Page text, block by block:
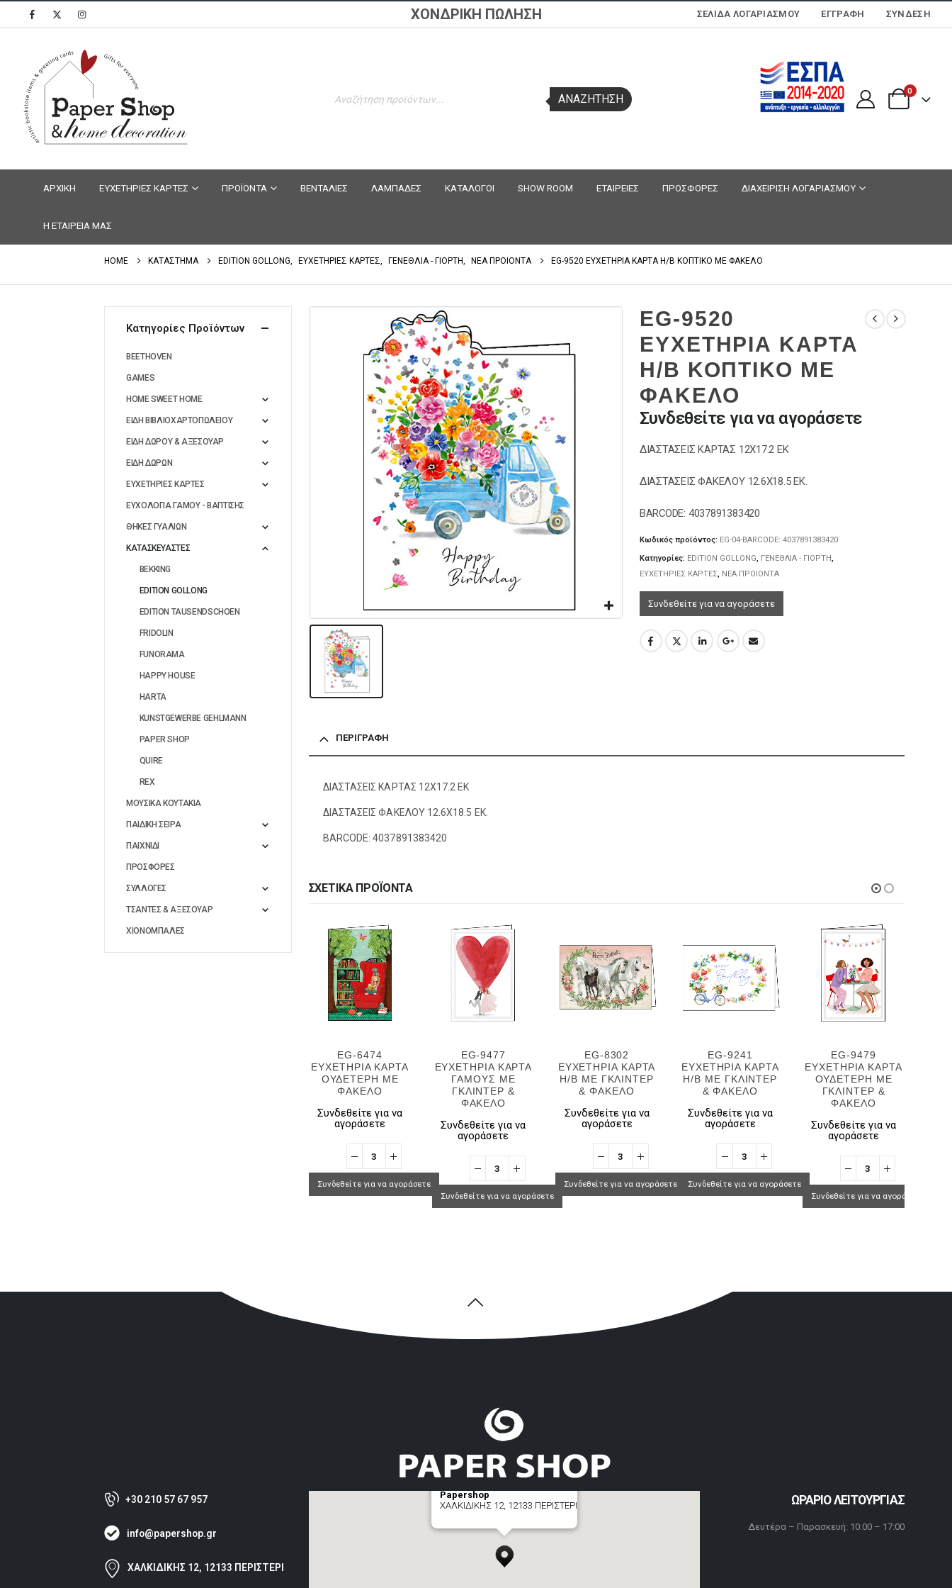
ΧΟΝΔΡΙΚΗ ΠΩΛΗΣΗ ΣΕΛΊΔΑ ΛΟΓΑΡΙΑΣΜΟΎ ΕΓΓΡΑΦΗ ΣΎΝΔΕΣΗ
search
ΑΝΑΖΉΤΗΣΗ
0
ΑΡΧΙΚΗ ΕΥΧΕΤΗΡΙΕΣ ΚΑΡΤΕΣ ΠΡΟΪΟΝΤΑ ΒΕΝΤΑΛΙΕΣ ΛΑΜΠΑΔΕΣ ΚΑΤΑΛΟΓΟΙ SHOW ROOM ΕΤΑΙΡΕΙΕΣ ΠΡΟΣΦΟΡΕΣ ΔΙΑΧΕΙΡΙΣΗ ΛΟΓΑΡΙΑΣΜΟΥ
Η ΕΤΑΙΡΕΙΑ ΜΑΣ
HOME ΚΑΤΑΣΤΗΜΑ EDITION GOLLONG, ΕΥΧΕΤΗΡΙΕΣ ΚΑΡΤΕΣ, ΓΕΝΕΘΛΙΑ - ΓΙΟΡΤΗ, ΝΕΑ ΠΡΟΙΟΝΤΑ EG-9520 ΕΥΧΕΤΗΡΙΑ ΚΑΡΤΑ Η/Β ΚΟΠΤΙΚΟ ΜΕ ΦΑΚΕΛΟ
EG-9520
ΕΥΧΕΤΗΡΙΑ ΚΑΡΤΑ
Η/Β ΚΟΠΤΙΚΟ ΜΕ
ΦΑΚΕΛΟ
Συνδεθείτε για να αγοράσετε
ΔΙΑΣΤΑΣΕΙΣ ΚΑΡΤΑΣ 12Χ17.2 ΕΚ
ΔΙΑΣΤΑΣΕΙΣ ΦΑΚΕΛΟΥ 12.6Χ18.5 ΕΚ.
BARCODE: 4037891383420
Κωδικός προϊόντος: EG-04-BARCODE: 4037891383420
Κατηγορίες: EDITION GOLLONG ΓΕΝΕΘΛΙΑ - ΓΙΟΡΤΗ
ΕΥΧΕΤΗΡΙΕΣ ΚΑΡΤΕΣ
ΝΕΑ ΠΡΟΙΟΝΤΑ
Συνδεθείτε για να αγοράσετε
ΠΕΡΙΓΡΑΦΉ
ΔΙΑΣΤΑΣΕΙΣ ΚΑΡΤΑΣ 12Χ17.2 ΕΚ
ΔΙΑΣΤΑΣΕΙΣ ΦΑΚΕΛΟΥ 12.6Χ18.5 ΕΚ.
BARCODE: 4037891383420
ΣΧΕΤΙΚΆ ΠΡΟΪΌΝΤΑ
EG-6474
ΕΥΧΕΤΗΡΙΑ ΚΑΡΤΑ
ΟΥΔΕΤΕΡΗ ΜΕ
ΦΑΚΕΛΟ
Συνδεθείτε για να
αγοράσετε
Συνδεθείτε για να αγοράσετε
EG-9477
ΕΥΧΕΤΗΡΙΑ ΚΑΡΤΑ
ΓΑΜΟΥΣ ΜΕ
ΓΚΛΙΝΤΕΡ &
ΦΑΚΕΛΟ
Συνδεθείτε για να
αγοράσετε
Συνδεθείτε για να αγοράσετε
EG-8302
ΕΥΧΕΤΗΡΙΑ ΚΑΡΤΑ
H/B ΜΕ ΓΚΛΙΝΤΕΡ
& ΦΑΚΕΛΟ
Συνδεθείτε για να
αγοράσετε
Συνδεθείτε για να αγοράσετε
EG-9241
ΕΥΧΕΤΗΡΙΑ ΚΑΡΤΑ
H/B ΜΕ ΓΚΛΙΝΤΕΡ
& ΦΑΚΕΛΟ
Συνδεθείτε για να
αγοράσετε
Συνδεθείτε για να αγοράσετε
EG-9479
ΕΥΧΕΤΗΡΙΑ ΚΑΡΤΑ
ΟΥΔΕΤΕΡΗ ΜΕ
ΓΚΛΙΝΤΕΡ &
ΦΑΚΕΛΟ
Συνδεθείτε για να
αγοράσετε
Συνδεθείτε για να αγοράσετε
Κατηγορίες Προϊόντων
BEETHOVEN
GAMES
HOME SWEET HOME
ΕΙΔΗ ΒΙΒΛΙΟΧΑΡΤΟΠΩΛΕΙΟΥ
ΕΙΔΗ ΔΩΡΟΥ & ΑΞΕΣΟΥΑΡ
ΕΙΔΗ ΔΩΡΩΝ
ΕΥΧΕΤΗΡΙΕΣ ΚΑΡΤΕΣ
ΕΥΧΟΛΟΓΙΑ ΓΑΜΟΥ - ΒΑΠΤΙΣΗΣ
ΘΗΚΕΣ ΓΥΑΛΙΩΝ
ΚΑΤΑΣΚΕΥΑΣΤΕΣ
BEKKING
EDITION GOLLONG
EDITION TAUSENDSCHOEN
FRIDOLIN
FUNORAMA
HAPPY HOUSE
HARTA
KUNSTGEWERBE GEHLMANN
PAPER SHOP
QUIRE
REX
ΜΟΥΣΙΚΑ ΚΟΥΤΑΚΙΑ
ΠΑΙΔΙΚΗ ΣΕΙΡΑ
ΠΑΙΧΝΙΔΙ
ΠΡΟΣΦΟΡΕΣ
ΣΥΛΛΟΓΕΣ
ΤΣΑΝΤΕΣ & ΑΞΕΣΟΥΑΡ
ΧΙΟΝΟΜΠΑΛΕΣ
+30 210 57 67 957
info@papershop.gr
ΧΑΛΚΙΔΙΚΗΣ 12, 12133 ΠΕΡΙΣΤΕΡΙ
Papershop
ΧΑΛΚΙΔΙΚΗΣ 12, 12133 ΠΕΡΙΣΤΕΡΙ
ΩΡΑΡΙΟ ΛΕΙΤΟΥΡΓΙΑΣ
Δευτέρα – Παρασκευή: 10:00 – 17:00